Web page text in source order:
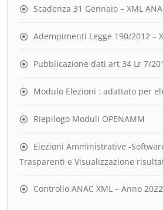
Scadenza 31 Gennaio – XML
Adempimenti Legge 190/2012 –
Pubblicazione dati art 34 Lr 7/
Modulo Elezioni : adattato per
Riepilogo Moduli OPENAMM
Elezioni Amministrative -
Trasparenti e Visualizzazione
Controllo ANAC XML – Anno 2022